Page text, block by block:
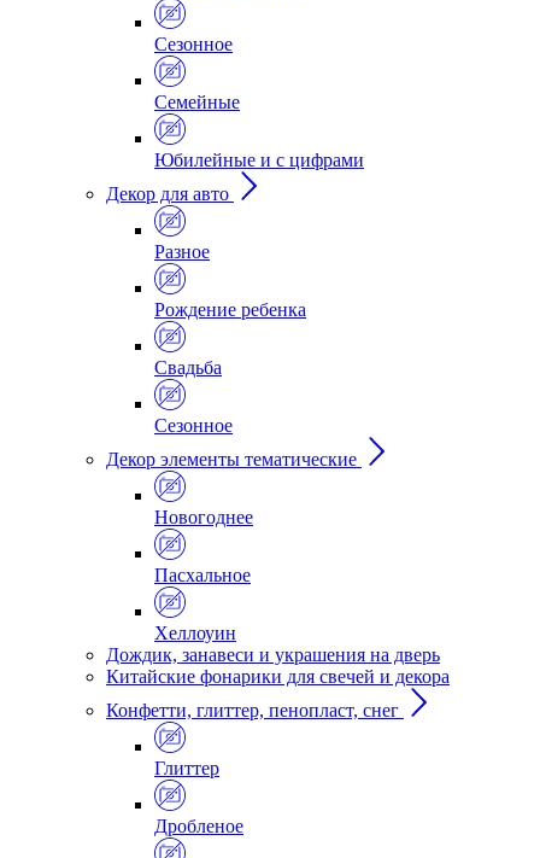
Сезонное
Семейные
Юбилейные и с цифрами
Декор для авто
Разное
Рождение ребенка
Свадьба
Сезонное
Декор элементы тематические
Новогоднее
Пасхальное
Хеллоуин
Дождик, занавеси и украшения на дверь
Китайские фонарики для свечей и декора
Конфетти, глиттер, пенопласт, снег
Глиттер
Дробленое